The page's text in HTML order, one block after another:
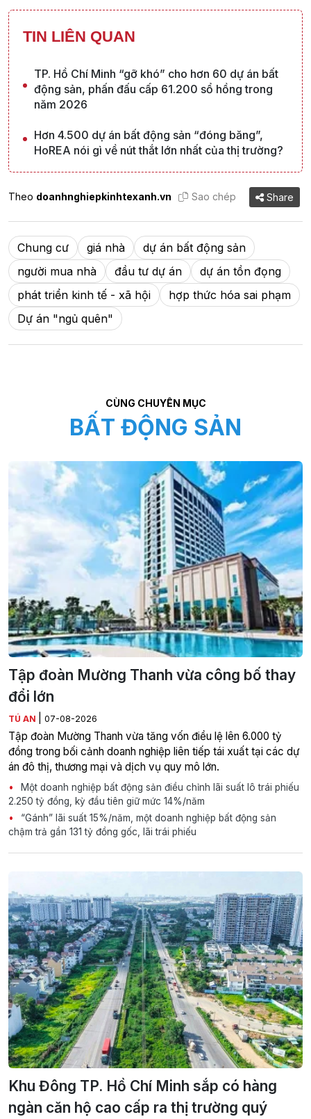
TIN LIÊN QUAN
TP. Hồ Chí Minh “gỡ khó” cho hơn 60 dự án bất
động sản, phấn đấu cấp 61.200 sổ hồng trong
năm 2026
Hơn 4.500 dự án bất động sản “đóng băng”,
HoREA nói gì về nút thắt lớn nhất của thị trường?
Theo doanhnghiepkinhtexanh.vn Sao chép Share
Chung cư giá nhà
dự án bất động sản
người mua nhà
đầu tư dự án
dự án tồn đọng
phát triển kinh tế - xã hội
hợp thức hóa sai phạm
Dự án "ngủ quên"
CÙNG CHUYÊN MỤC
BẤT ĐỘNG SẢN
Tập đoàn Mường Thanh vừa công bố thay
đổi lớn
TÚ AN 07-08-2026
Tập đoàn Mường Thanh vừa tăng vốn điều lệ lên 6.000 tỷ
đồng trong bối cảnh doanh nghiệp liên tiếp tái xuất tại các dự
án đô thị, thương mại và dịch vụ quy mô lớn.
Một doanh nghiệp bất động sản điều chỉnh lãi suất lô trái phiếu
2.250 tỷ đồng, kỳ đầu tiên giữ mức 14%/năm
“Gánh” lãi suất 15%/năm, một doanh nghiệp bất động sản
chậm trả gần 131 tỷ đồng gốc, lãi trái phiếu
Khu Đông TP. Hồ Chí Minh sắp có hàng
ngàn căn hộ cao cấp ra thị trường quý